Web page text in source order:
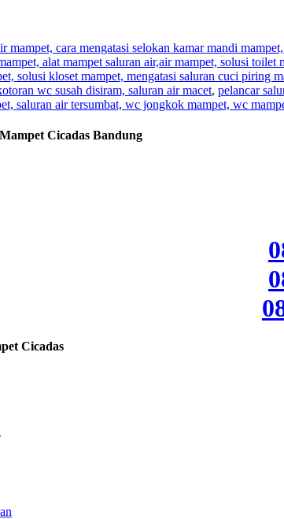
mampet, cara mengatasi selokan kamar mandi
alat mampet saluran air,air mampet, solusi
solusi kloset mampet, mengatasi saluran cuci piring
wc susah disiram, saluran air macet, pelancar
saluran air tersumbat, wc jongkok mampet, wc
Cicadas Bandung
Cicadas